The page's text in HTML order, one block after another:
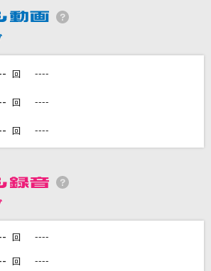
ラオケ最新情報をチェック！
に会員登録・ログインして
自宅でカラオケ歌い放題！
や友達と一緒に！練習にも！
回 ----
回 ----
回 ----
回 ----
回 ----